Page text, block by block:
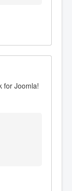
for Joomla!